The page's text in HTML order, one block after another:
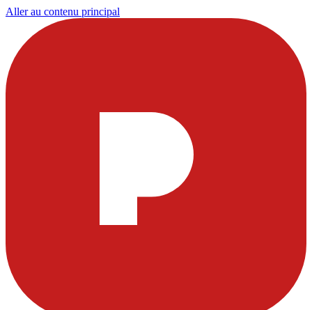
Aller au contenu principal